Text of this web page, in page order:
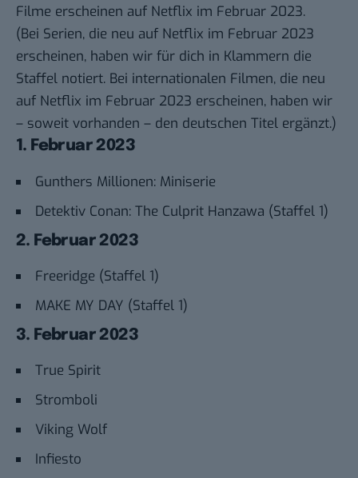
Filme erscheinen auf Netflix im Februar 2023.
(Bei Serien, die neu auf Netflix im Februar 2023
erscheinen, haben wir für dich in Klammern die
Staffel notiert. Bei internationalen Filmen, die neu
auf Netflix im Februar 2023 erscheinen, haben wir
– soweit vorhanden – den deutschen Titel ergänzt.)
1. Februar 2023
Gunthers Millionen: Miniserie
Detektiv Conan: The Culprit Hanzawa (Staffel 1)
2. Februar 2023
Freeridge (Staffel 1)
MAKE MY DAY (Staffel 1)
3. Februar 2023
True Spirit
Stromboli
Viking Wolf
Infiesto